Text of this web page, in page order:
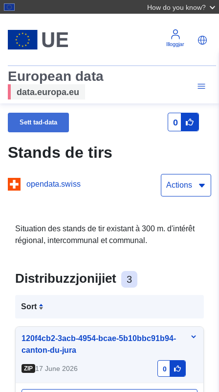
How do you know?
Illoggjar
European data
data.europa.eu
Sett tad-data 0
Stands de tirs
opendata.swiss Actions
Situation des stands de tir existant à 300 m. d'intérêt
régional, intercommunal et communal.
Distribuzzjonijiet 3
Sort
120f4cb2-3acb-4954-bcae-5b10bbc91b94-
canton-du-jura
ZIP 17 June 2026 0